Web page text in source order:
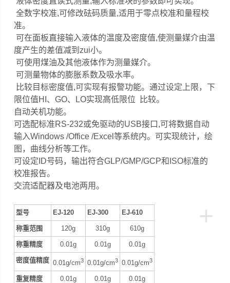
全数字校准,可修改砝码质量,适用于零点校准和量程校
准。
可在面板直接输入液体的温度及密度值,使测量媒介由温
度产生的差值减到zui小。
可使用煤油及其他液体作为测量媒介。
可测量物体的膨胀系数及吸水率。
比较目标密度值,可实现有报警功能。通过设定上限，下
限位值HI、GO、LO实现高低限位 比较。
自动关机功能。
可选配标准RS-232或免驱动的USB接口,可将数据自动
输入Windows /Office /Excel等系统内。可实现统计，绘
图，曲线分析等工作。
可设定ID号码，输出符合GLP/GMP/GCP和ISO标准的
校准报告。
交流适配器及电池两用。
+
型号 EJ-120 EJ-300 EJ-610
称重范围 120g 310g 610g
称重精度 0.01g 0.01g 0.01g
密度值精度 0.01g/cm3 0.01g/cm3 0.01g/cm3
重复精度 0.01g 0.01g 0.01g